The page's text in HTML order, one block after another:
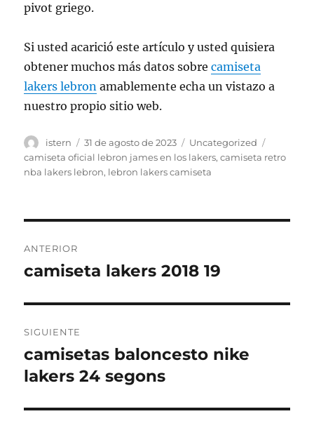
pivot griego.
Si usted acarició este artículo y usted quisiera
obtener muchos más datos sobrecamiseta
lakers lebron amablemente echa un vistazo a
nuestro propio sitio web.
Autor
istern
Publicado
el
31 de agosto de 2023 Categorías
Uncategorized
camiseta oficial lebron james en los lakers,camiseta retro
nba lakers lebron, lebron lakers camiseta
de
ANTERIOR
Entrada
camiseta lakers 2018 19
SIGUIENTE
Entrada
siguiente:
camisetas baloncesto nike
lakers 24 segons